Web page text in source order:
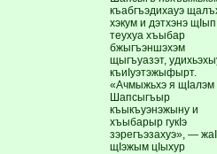
къабгъэдихауэ
хэкум и дэтхэнэ
теухуа хъыбар
бжыгъэншэхэм
щыгъуазэт,
къиIуэтэжыфырт.
«Ачмыжьхэ я щIалэм
Шапсыгъыр
къыкъуэнэжыну и
хъыбарыр гукIэ
зэрегъэзахуэ», —
щIэжым цIыхур